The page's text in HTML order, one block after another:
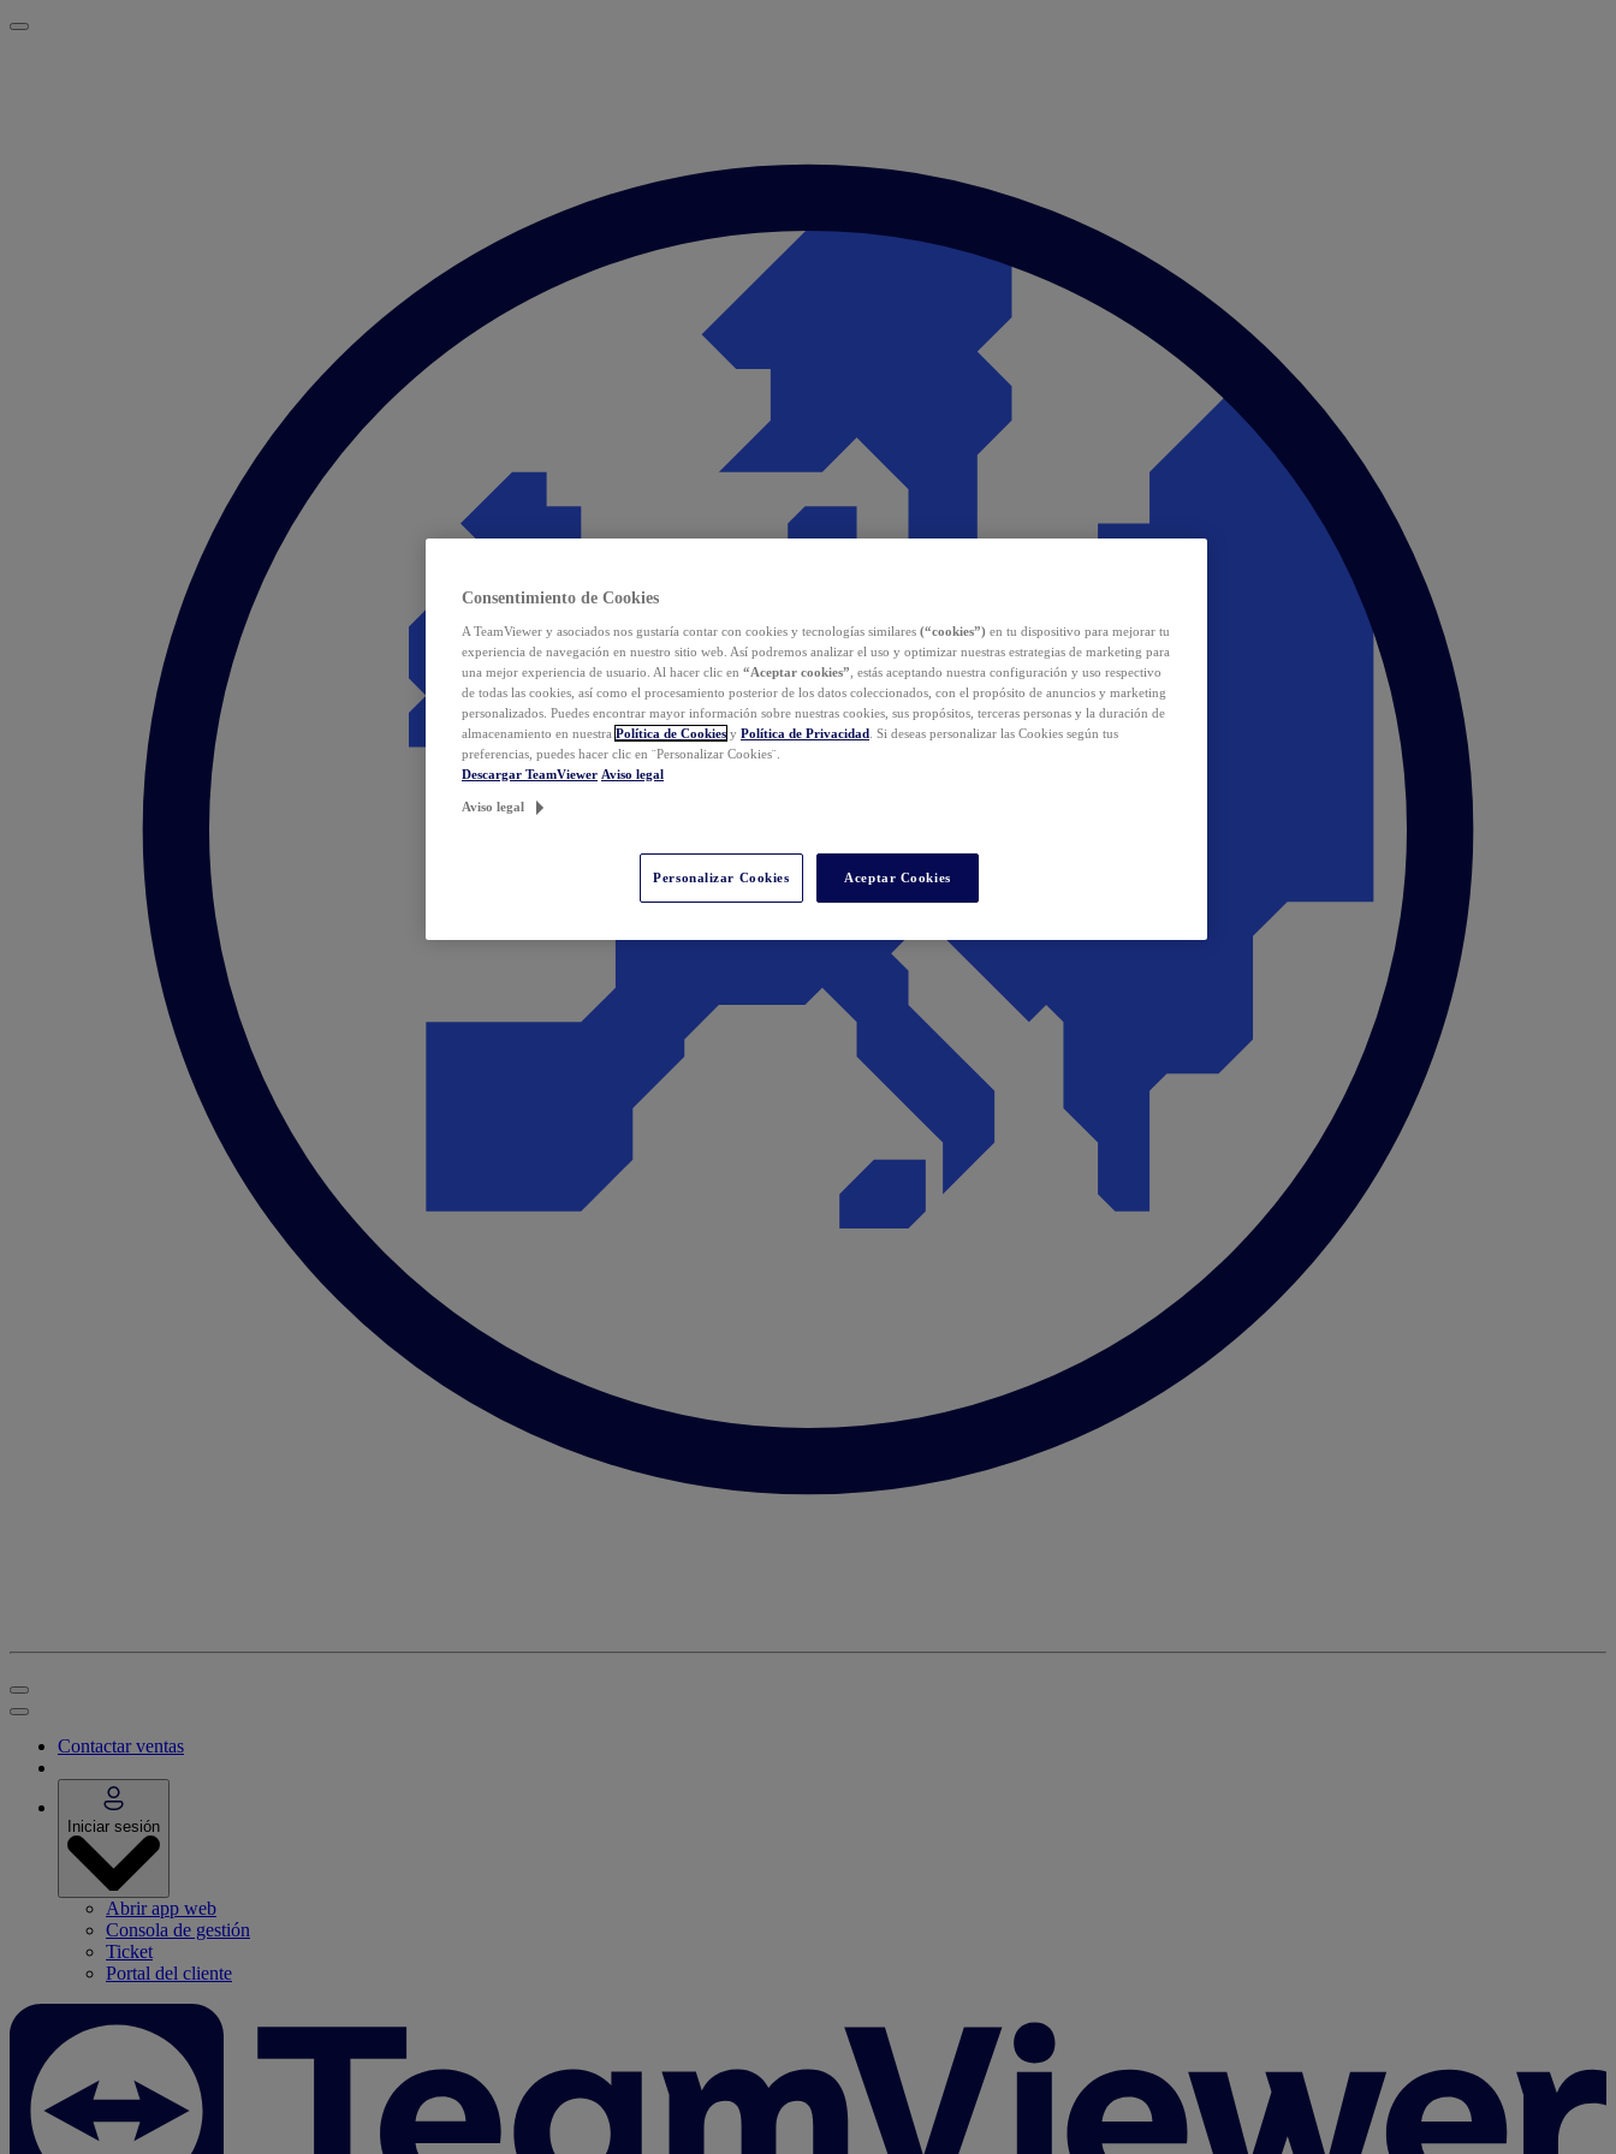
Contactar ventas
Iniciar sesión
Abrir app web
Consola de gestión
Ticket
Portal del cliente
Consentimiento de Cookies
A TeamViewer y asociados nos gustaría contar con cookies y tecnologías similares (“cookies”) en tu dispositivo para mejorar tu
experiencia de navegación en nuestro sitio web. Así podremos analizar el uso y optimizar nuestras estrategias de marketing para
una mejor experiencia de usuario. Al hacer clic en “Aceptar cookies” , estás aceptando nuestra configuración y uso respectivo
de todas las cookies, así como el procesamiento posterior de los datos coleccionados, con el propósito de anuncios y marketing
personalizados. Puedes encontrar mayor información sobre nuestras cookies, sus propósitos, terceras personas y la duración de
almacenamiento en nuestra Política de Cookies y Política de Privacidad . Si deseas personalizar las Cookies según tus
preferencias, puedes hacer clic en ¨Personalizar Cookies¨.
Descargar TeamViewer Aviso legal
Aviso legal
Personalizar Cookies Aceptar Cookies